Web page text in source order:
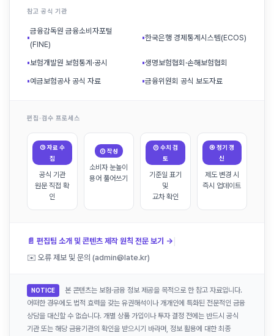
참고 공식 기관
▪
금융감독원 금융소비자포털
(FINE)
▪한국은행 경제통계시스템(ECOS)
▪보험개발원 보험통계·공시 ▪생명보험협회·손해보험협회
▪예금보험공사 공식 자료 ▪금융위원회 공식 보도자료
편집·검수 프로세스
① 자료 수
집
공식 기관
원문 직접 확
인
② 작성
소비자 눈높이
용어 풀어쓰기
③ 수치 검
토
기준일 표기
및
교차 확인
④ 정기 갱
신
제도 변경 시
즉시 업데이트
📄 편집팀 소개 및 콘텐츠 제작 원칙 전문 보기 → |
✉️ 오류 제보 및 문의 (admin@late.kr)
NOTICE
본 콘텐츠는 보험·금융 정보 제공을 목적으로 한 참고 자료입니다.
어떠한 경우에도 법적 효력을 갖는 유권해석이나 개개인에 특화된 전문적인 금융
상담을 대신할 수 없습니다. 개별 상품 가입이나 투자 결정 전에는 반드시 공식
기관 또는 해당 금융기관의 확인을 받으시기 바라며, 정보 활용에 대한 최종